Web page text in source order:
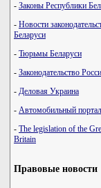
- Законы Республики
- Новости
Беларуси
- Тюрьмы Беларуси
- Законодательство
- Деловая Украина
- Автомобильный портал
- The legislation of the
Britain
Правовые новости